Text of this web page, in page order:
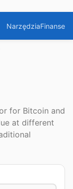
NarzędziaFinanse
for Bitcoin and
at different